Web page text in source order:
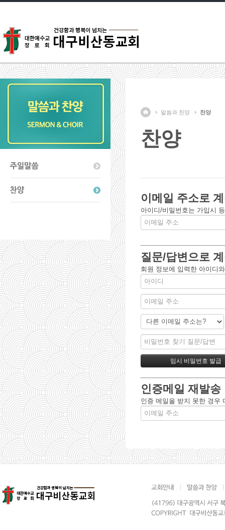
말씀과 찬양 찬양
찬양
이메일 주소로
아이디/비밀번호는 가입시
질문/답변으로
회원 정보에 입력한 아이디
인증메일 재발송
인증 메일을 받지 못한 경우